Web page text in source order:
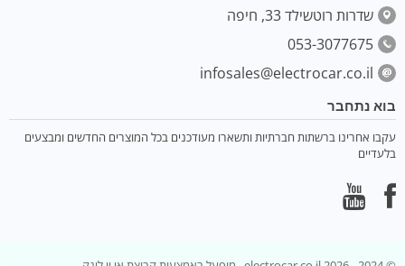
שדרות רוטשילד 33, חיפה
053-3077675
infosales@electrocar.co.il
בוא נתחבר
עקבו אחרינו ברשתות חברתיות ותשארו מעודכנים בכל המוצרים החדשים ומבצעים
בלעדיים